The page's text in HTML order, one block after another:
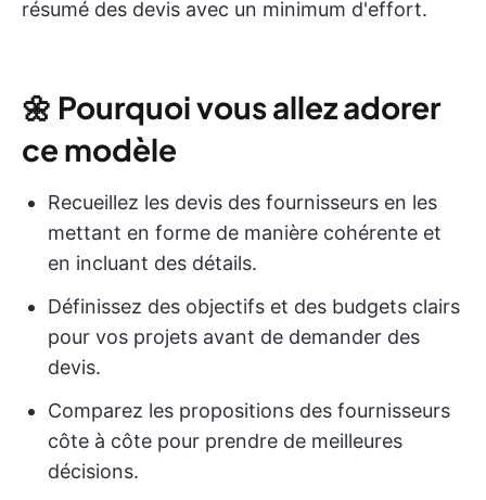
résumé des devis avec un minimum d'effort.
🌼 Pourquoi vous allez adorer
ce modèle
Recueillez les devis des fournisseurs en les
mettant en forme de manière cohérente et
en incluant des détails.
Définissez des objectifs et des budgets clairs
pour vos projets avant de demander des
devis.
Comparez les propositions des fournisseurs
côte à côte pour prendre de meilleures
décisions.